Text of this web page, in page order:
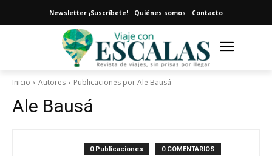
Newsletter ¡Suscríbete! Quiénes somos Contacto
Inicio Autores Publicaciones por Ale Bausá
Ale Bausá
0 Publicaciones 0 COMENTARIOS